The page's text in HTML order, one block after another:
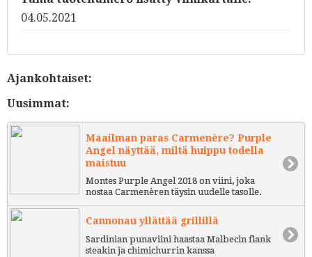
04.05.2021
Ajankohtaiset:
Uusimmat:
Maailman paras Carmenère? Purple
Angel näyttää, miltä huippu todella
maistuu
Montes Purple Angel 2018 on viini, joka
nostaa Carmenèren täysin uudelle tasolle.
Cannonau yllättää grillillä
Sardinian punaviini haastaa Malbecin flank
steakin ja chimichurrin kanssa